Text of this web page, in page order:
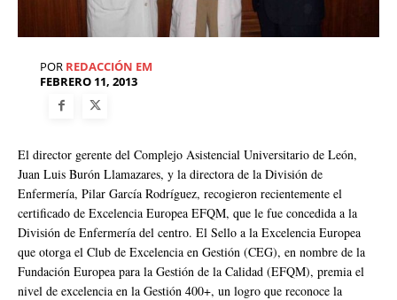
POR REDACCIÓN EM
FEBRERO 11, 2013
El director gerente del Complejo Asistencial Universitario de León,
Juan Luis Burón Llamazares, y la directora de la División de
Enfermería, Pilar García Rodríguez, recogieron recientemente el
certificado de Excelencia Europea EFQM, que le fue concedida a la
División de Enfermería del centro. El Sello a la Excelencia Europea
que otorga el Club de Excelencia en Gestión (CEG), en nombre de la
Fundación Europea para la Gestión de la Calidad (EFQM), premia el
nivel de excelencia en la Gestión 400+, un logro que reconoce la